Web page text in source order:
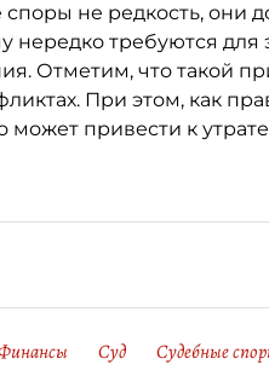
не редкость, они
нередко требуются
Отметим, что такой
При этом, как
может привести к
Суд Судебные